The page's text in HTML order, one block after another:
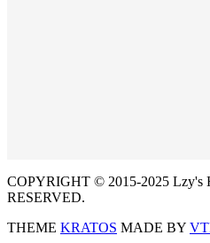
COPYRIGHT © 2015-2025 Lzy's
RESERVED.
THEME KRATOS MADE BY